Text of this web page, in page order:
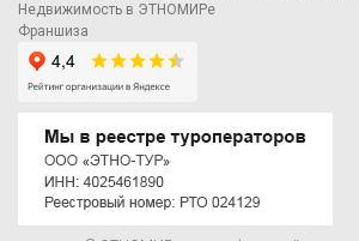
Недвижимость в ЭТНОМИРе
Франшиза